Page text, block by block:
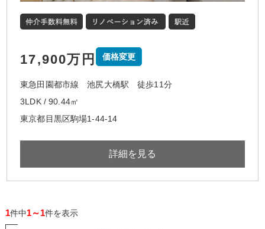
17,900万円 価格変更
東急田園都市線 池尻大橋駅 徒歩11分
3LDK / 90.44㎡
東京都目黒区駒場1-44-14
詳細を見る
1件中1～1件を表示